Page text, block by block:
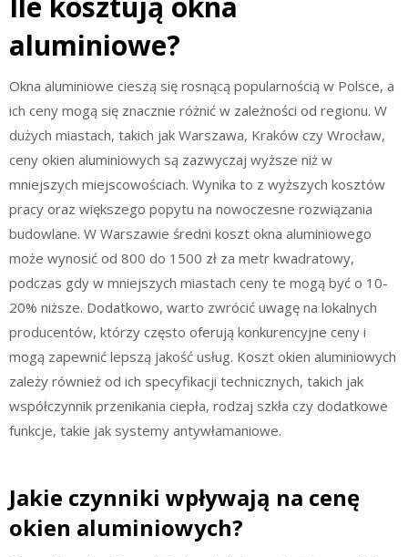
aluminiowe?
Okna aluminiowe cieszą się rosnącą popularnością w Polsce, a
ich ceny mogą się znacznie różnić w zależności od regionu. W
dużych miastach, takich jak Warszawa, Kraków czy Wrocław,
ceny okien aluminiowych są zazwyczaj wyższe niż w
mniejszych miejscowościach. Wynika to z wyższych kosztów
pracy oraz większego popytu na nowoczesne rozwiązania
budowlane. W Warszawie średni koszt okna aluminiowego
może wynosić od 800 do 1500 zł za metr kwadratowy,
podczas gdy w mniejszych miastach ceny te mogą być o 10-
20% niższe. Dodatkowo, warto zwrócić uwagę na lokalnych
producentów, którzy często oferują konkurencyjne ceny i
mogą zapewnić lepszą jakość usług. Koszt okien aluminiowych
zależy również od ich specyfikacji technicznych, takich jak
współczynnik przenikania ciepła, rodzaj szkła czy dodatkowe
funkcje, takie jak systemy antywłamaniowe.
Jakie czynniki wpływają na cenę
okien aluminiowych?